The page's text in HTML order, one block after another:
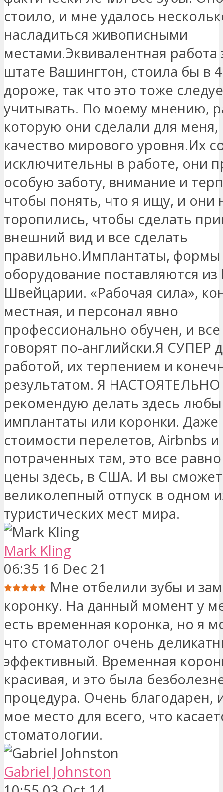
стоило, и мне удалось
насладиться живописными
местами.Эквивалентная работа
штате Вашингтон, стоила бы в
дороже, так что это тоже
учитывать. По моему мнению,
которую они сделали для меня,
качество мирового уровня.Их
исключительны в работе, они
особую заботу, внимание и
чтобы понять, что я ищу, и они
торопились, чтобы сделать
внешний вид и все сделать
правильно.Имплантаты, формы
оборудование поставляются
Швейцарии. «Рабочая сила»,
местная, и персонал явно
профессионально обучен, и
говорят по-английски.Я СУПЕР
работой, их терпением и
результатом. Я НАСТОЯТЕЛЬНО
рекомендую делать здесь
имплантаты или коронки. Даже
стоимости перелетов, Airbnbs и
потраченных там, это все
цены здесь, в США. И вы
великолепный отпуск в одном
туристических мест мира.
Mark Kling
06:35 16 Dec 21
Мне отбелили зубы и
коронку. На данный момент у
есть временная коронка, но я
что стоматолог очень
эффективный. Временная
красивая, и это была
процедура. Очень благодарен,
мое место для всего, что
стоматологии.
Gabriel Johnston